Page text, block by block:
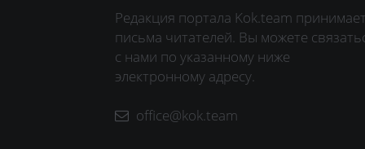
Редакция портала Kok.team принимает
письма читателей. Вы можете
с нами по указанному ниже
электронному адресу.
office@kok.team